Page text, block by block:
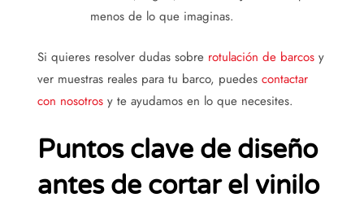
menos de lo que imaginas.
Si quieres resolver dudas sobre rotulación de barcos y
ver muestras reales para tu barco, puedes contactar
con nosotros y te ayudamos en lo que necesites.
Puntos clave de diseño
antes de cortar el vinilo